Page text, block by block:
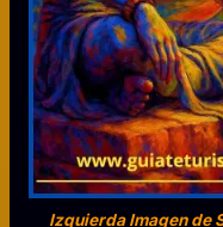
Izquierda Imagen de